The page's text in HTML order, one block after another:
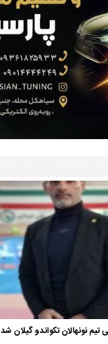
نونهالان تکواندو گیلان شد